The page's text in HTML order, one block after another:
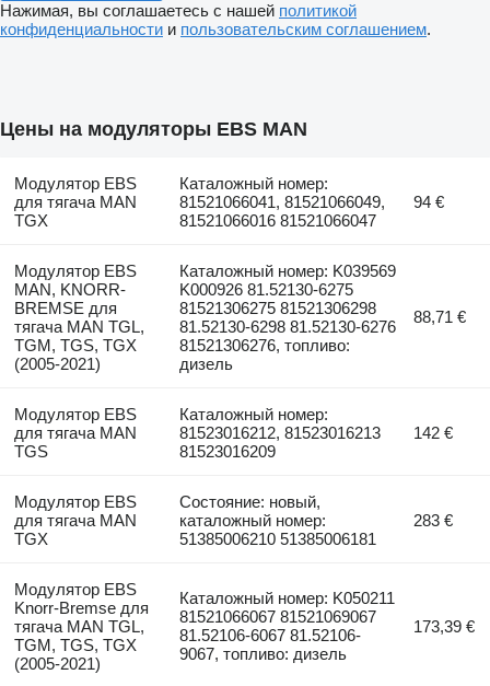
Нажимая, вы соглашаетесь с нашей политикой
конфиденциальности и пользовательским соглашением.
Цены на модуляторы EBS MAN
Модулятор EBS
для тягача MAN
TGX
Каталожный номер:
81521066041, 81521066049,
81521066016 81521066047
94 €
Модулятор EBS
MAN, KNORR-
BREMSE для
тягача MAN TGL,
TGM, TGS, TGX
(2005-2021)
Каталожный номер: K039569
K000926 81.52130-6275
81521306275 81521306298
81.52130-6298 81.52130-6276
81521306276, топливо:
дизель
88,71 €
Модулятор EBS
для тягача MAN
TGS
Каталожный номер:
81523016212, 81523016213
81523016209
142 €
Модулятор EBS
для тягача MAN
TGX
Состояние: новый,
каталожный номер:
51385006210 51385006181
283 €
Модулятор EBS
Knorr-Bremse для
тягача MAN TGL,
TGM, TGS, TGX
(2005-2021)
Каталожный номер: K050211
81521066067 81521069067
81.52106-6067 81.52106-
9067, топливо: дизель
173,39 €